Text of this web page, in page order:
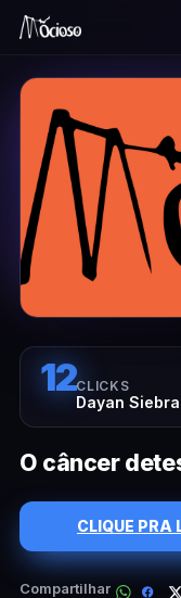
12CLICKS
Dayan Siebra
O câncer
CLIQUE PRA
Compartilhar